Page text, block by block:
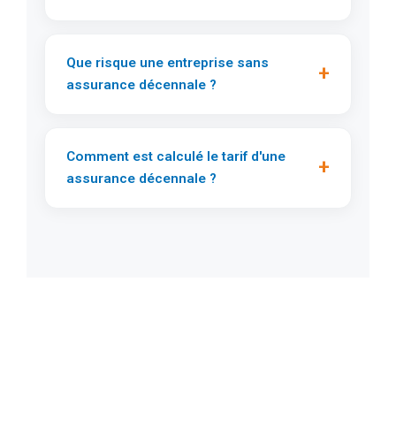
Que risque une entreprise sans
assurance décennale ?
+
Comment est calculé le tarif d'une
assurance décennale ?
+